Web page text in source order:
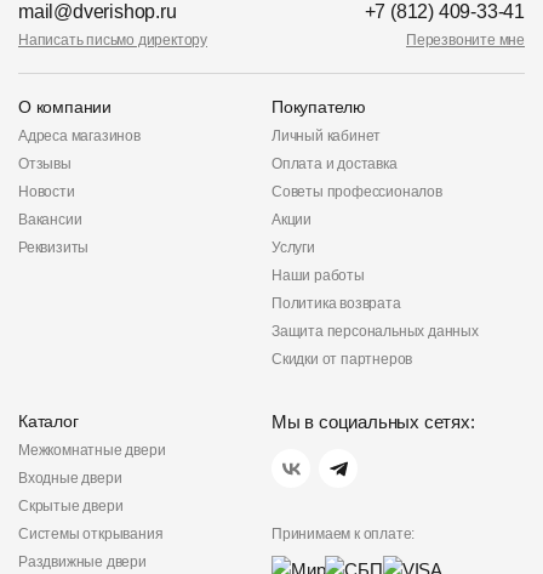
mail@dverishop.ru
Написать письмо директору
+7 (812) 409-33-41
Перезвоните мне
О компании
Адреса магазинов
Отзывы
Новости
Вакансии
Реквизиты
Покупателю
Личный кабинет
Оплата и доставка
Советы профессионалов
Акции
Услуги
Наши работы
Политика возврата
Защита персональных данных
Скидки от партнеров
Каталог
Межкомнатные двери
Входные двери
Скрытые двери
Системы открывания
Раздвижные двери
Мы в социальных сетях:
Принимаем к оплате: